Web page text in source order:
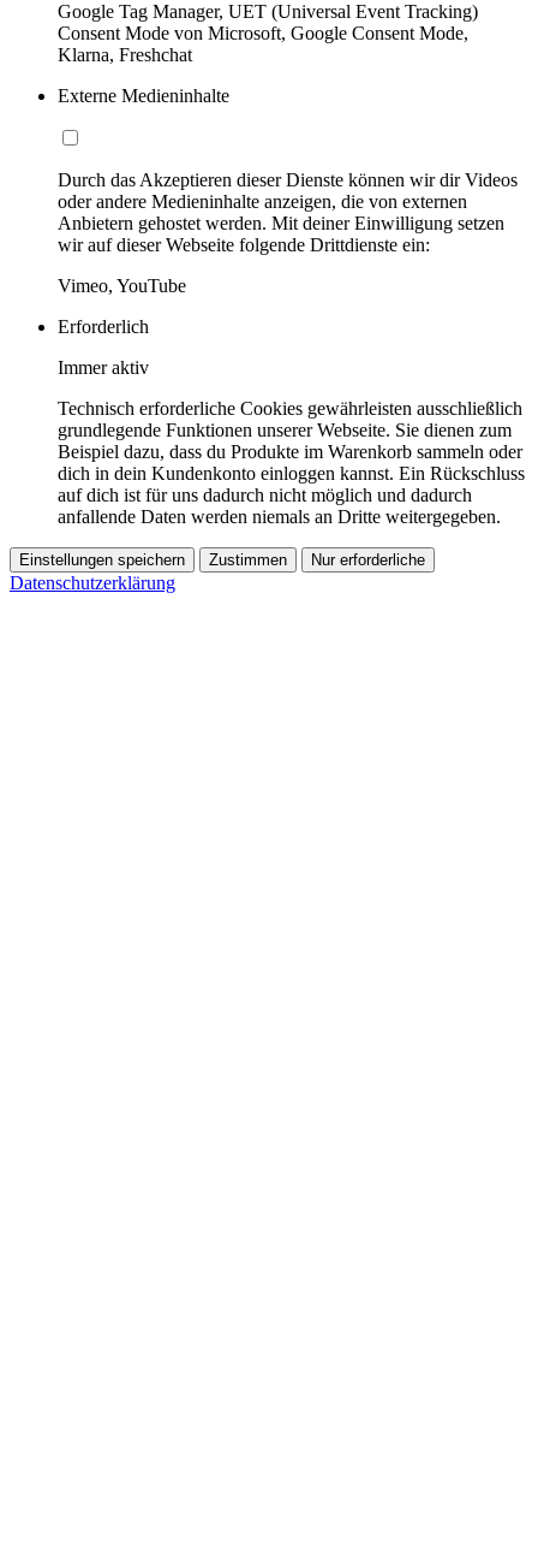
Google Tag Manager, UET (Universal Event Tracking)
Consent Mode von Microsoft, Google Consent Mode,
Klarna, Freshchat
Externe Medieninhalte
Durch das Akzeptieren dieser Dienste können wir dir Videos
oder andere Medieninhalte anzeigen, die von externen
Anbietern gehostet werden. Mit deiner Einwilligung setzen
wir auf dieser Webseite folgende Drittdienste ein:
Vimeo, YouTube
Erforderlich
Immer aktiv
Technisch erforderliche Cookies gewährleisten ausschließlich
grundlegende Funktionen unserer Webseite. Sie dienen zum
Beispiel dazu, dass du Produkte im Warenkorb sammeln oder
dich in dein Kundenkonto einloggen kannst. Ein Rückschluss
auf dich ist für uns dadurch nicht möglich und dadurch
anfallende Daten werden niemals an Dritte weitergegeben.
Einstellungen speichern Zustimmen Nur erforderliche
Datenschutzerklärung